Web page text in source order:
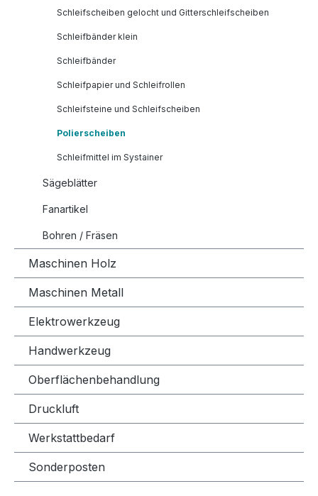
Schleifscheiben gelocht und Gitterschleifscheiben
Schleifbänder klein
Schleifbänder
Schleifpapier und Schleifrollen
Schleifsteine und Schleifscheiben
Polierscheiben
Schleifmittel im Systainer
Sägeblätter
Fanartikel
Bohren / Fräsen
Maschinen Holz
Maschinen Metall
Elektrowerkzeug
Handwerkzeug
Oberflächenbehandlung
Druckluft
Werkstattbedarf
Sonderposten